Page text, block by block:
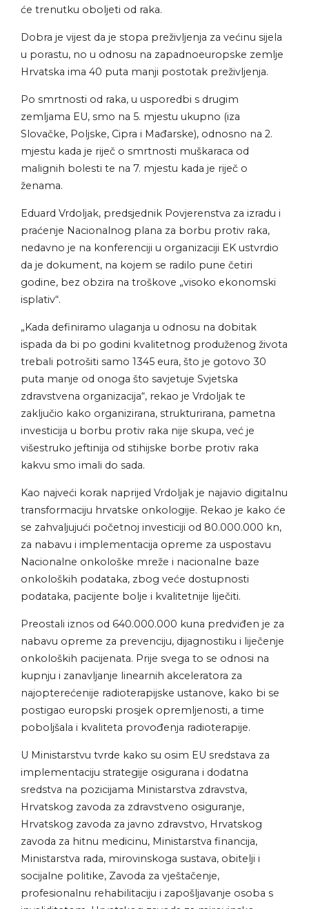
će trenutku oboljeti od raka.
Dobra je vijest da je stopa preživljenja za većinu sijela
u porastu, no u odnosu na zapadnoeuropske zemlje
Hrvatska ima 40 puta manji postotak preživljenja.
Po smrtnosti od raka, u usporedbi s drugim
zemljama EU, smo na 5. mjestu ukupno (iza
Slovačke, Poljske, Cipra i Mađarske), odnosno na 2.
mjestu kada je riječ o smrtnosti muškaraca od
malignih bolesti te na 7. mjestu kada je riječ o
ženama.
Eduard Vrdoljak, predsjednik Povjerenstva za izradu i
praćenje Nacionalnog plana za borbu protiv raka,
nedavno je na konferenciji u organizaciji EK ustvrdio
da je dokument, na kojem se radilo pune četiri
godine, bez obzira na troškove „visoko ekonomski
isplativ“.
„Kada definiramo ulaganja u odnosu na dobitak
ispada da bi po godini kvalitetnog produženog života
trebali potrošiti samo 1345 eura, što je gotovo 30
puta manje od onoga što savjetuje Svjetska
zdravstvena organizacija“, rekao je Vrdoljak te
zaključio kako organizirana, strukturirana, pametna
investicija u borbu protiv raka nije skupa, već je
višestruko jeftinija od stihijske borbe protiv raka
kakvu smo imali do sada.
Kao najveći korak naprijed Vrdoljak je najavio digitalnu
transformaciju hrvatske onkologije. Rekao je kako će
se zahvaljujući početnoj investiciji od 80.000.000 kn,
za nabavu i implementacija opreme za uspostavu
Nacionalne onkološke mreže i nacionalne baze
onkoloških podataka, zbog veće dostupnosti
podataka, pacijente bolje i kvalitetnije liječiti.
Preostali iznos od 640.000.000 kuna predviđen je za
nabavu opreme za prevenciju, dijagnostiku i liječenje
onkoloških pacijenata. Prije svega to se odnosi na
kupnju i zanavljanje linearnih akceleratora za
najopterećenije radioterapijske ustanove, kako bi se
postigao europski prosjek opremljenosti, a time
poboljšala i kvaliteta provođenja radioterapije.
U Ministarstvu tvrde kako su osim EU sredstava za
implementaciju strategije osigurana i dodatna
sredstva na pozicijama Ministarstva zdravstva,
Hrvatskog zavoda za zdravstveno osiguranje,
Hrvatskog zavoda za javno zdravstvo, Hrvatskog
zavoda za hitnu medicinu, Ministarstva financija,
Ministarstva rada, mirovinskoga sustava, obitelji i
socijalne politike, Zavoda za vještačenje,
profesionalnu rehabilitaciju i zapošljavanje osoba s